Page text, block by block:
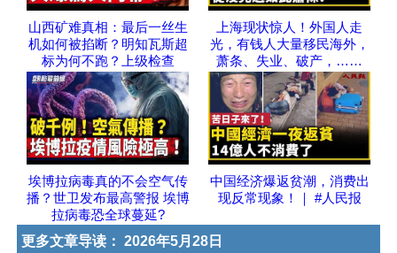
山西矿难真相：最后一丝生
机如何被掐断？明知瓦斯超
标为何不跑？上级检查
上海现状惊人！外国人走
光，有钱人大量移民海外，
萧条、失业、破产，……
埃博拉病毒真的不会空气传
播？世卫发布最高警报 埃博
拉病毒恐全球蔓延?
中国经济爆返贫潮，消费出
现反常现象！｜ #人民报
更多文章导读： 2026年5月28日